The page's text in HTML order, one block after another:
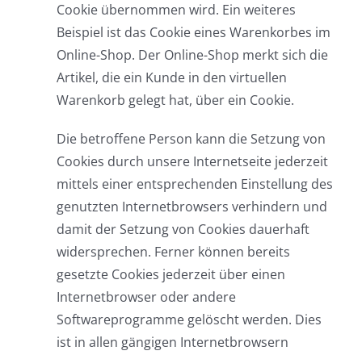
Cookie übernommen wird. Ein weiteres
Beispiel ist das Cookie eines Warenkorbes im
Online-Shop. Der Online-Shop merkt sich die
Artikel, die ein Kunde in den virtuellen
Warenkorb gelegt hat, über ein Cookie.
Die betroffene Person kann die Setzung von
Cookies durch unsere Internetseite jederzeit
mittels einer entsprechenden Einstellung des
genutzten Internetbrowsers verhindern und
damit der Setzung von Cookies dauerhaft
widersprechen. Ferner können bereits
gesetzte Cookies jederzeit über einen
Internetbrowser oder andere
Softwareprogramme gelöscht werden. Dies
ist in allen gängigen Internetbrowsern